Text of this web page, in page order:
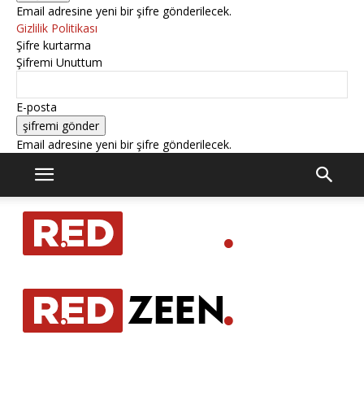
Email adresine yeni bir şifre gönderilecek.
Gizlilik Politikası
Şifre kurtarma
Şifremi Unuttum
E-posta
Email adresine yeni bir şifre gönderilecek.